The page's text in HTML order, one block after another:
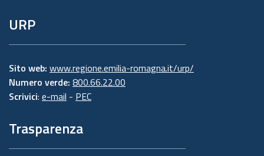
URP
Sito web: www.regione.emilia-romagna.it/urp/
Numero verde: 800.66.22.00
Scrivici: e-mail - PEC
Trasparenza